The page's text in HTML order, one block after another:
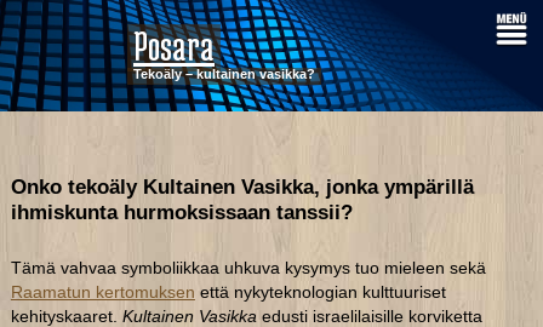
Posara
Tekoäly – kultainen vasikka?
Onko tekoäly Kultainen Vasikka, jonka ympärillä
ihmiskunta hurmoksissaan tanssii?
Tämä vahvaa symboliikkaa uhkuva kysymys tuo mieleen sekä
Raamatun kertomuksen että nykyteknologian kulttuuriset
kehityskaaret. Kultainen Vasikka edusti israelilaisille korviketta